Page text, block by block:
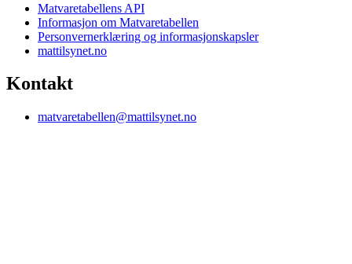
Matvaretabellens API
Informasjon om Matvaretabellen
Personvernerklæring og informasjonskapsler
mattilsynet.no
Kontakt
matvaretabellen@mattilsynet.no